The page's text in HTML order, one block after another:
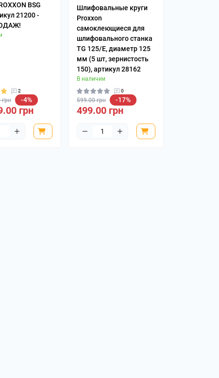
BSG
21200 -
2
грн -4%
грн
Шлифовальные круги
Proxxon
самоклеющиеся для
шлифовального станка
TG 125/Е, диаметр 125
мм (5 шт, зернистость
150), артикул 28162
В наличии
0
599.00 грн -17%
499.00 грн